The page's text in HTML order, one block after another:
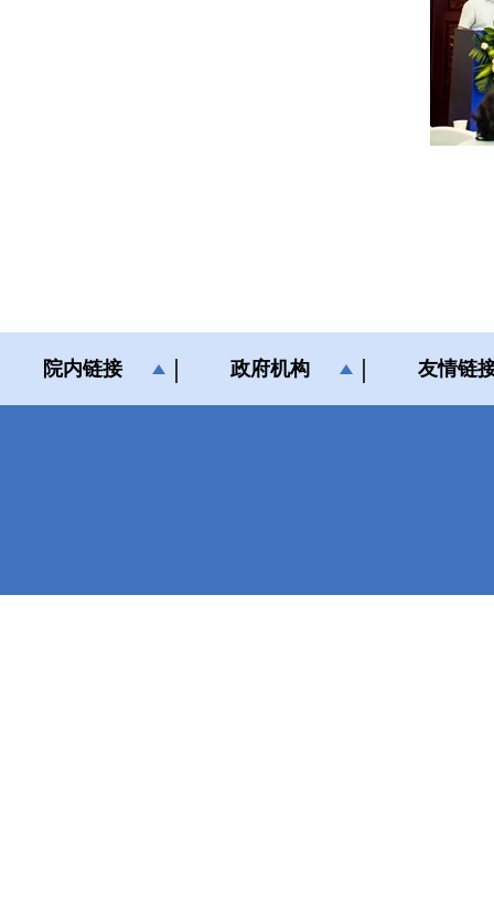
院内链接 政府机构 友情链